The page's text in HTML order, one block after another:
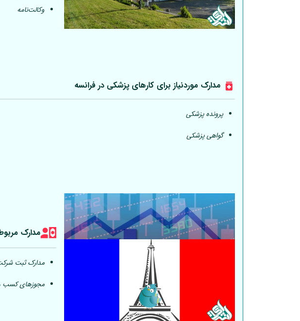
وکالت‌نامه
مدارک موردنیاز برای کارهای پزشکی در فرانسه
پرونده پزشکی
گواهی پزشکی
مدارک
مدارک ثبت
مجوزهای کسب